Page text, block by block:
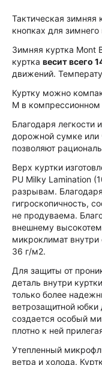
Тактическая зимняя
кнопках для
Зимняя куртка Mont
куртка весит всего
движений.
Куртку можно
М в
Благодаря легкости
дорожной сумке
позволяют
Верх куртки
PU Milky Lamination
разрывам.
гигроскопичность,
не продуваема.
внешнему
микроклимат
36 г/м2.
Для защиты от
деталь внутри
только более
ветрозащитной юбки
создается особый
плотно к ней
Утепленный
ветра и холода.